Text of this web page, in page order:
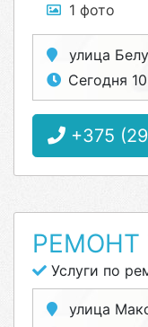
1 фото
улица
Сегодня
+375
РЕМОНТ
Услуги по
улица